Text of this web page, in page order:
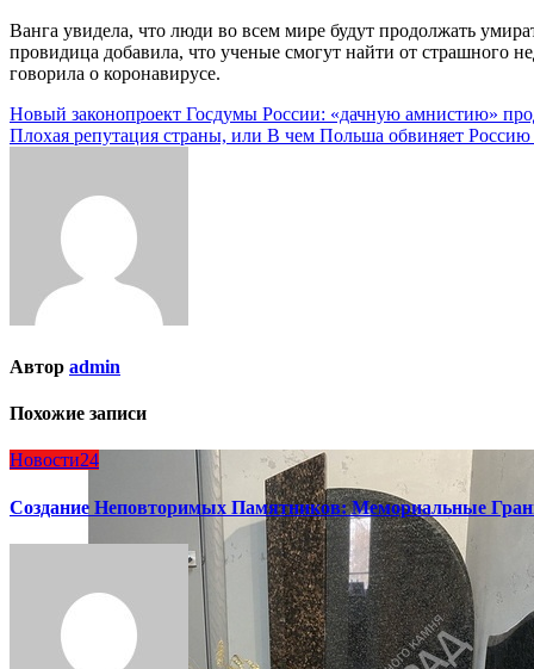
Ванга увидела, что люди во всем мире будут продолжать
провидица добавила, что ученые смогут найти от страшного
говорила о коронавирусе.
Навигация
по
Новый законопроект Госдумы России: «дачную амнистию»
Плохая репутация страны, или В чем Польша обвиняет
Автор admin
Похожие записи
Новости24
Создание Неповторимых Памятников: Мемориальные